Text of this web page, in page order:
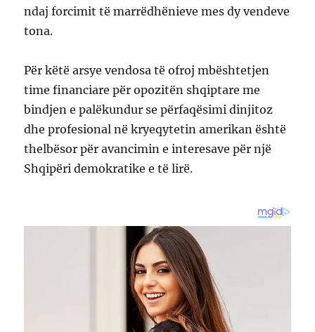
ndaj forcimit të marrëdhënieve mes dy vendeve
tona.
Për këtë arsye vendosa të ofroj mbështetjen
time financiare për opozitën shqiptare me
bindjen e palëkundur se përfaqësimi dinjitoz
dhe profesional në kryeqytetin amerikan është
thelbësor për avancimin e interesave për një
Shqipëri demokratike e të lirë.